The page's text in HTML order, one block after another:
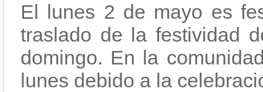
El lunes 2 de mayo es
traslado de la festividad
domingo. En la
lunes debido a la